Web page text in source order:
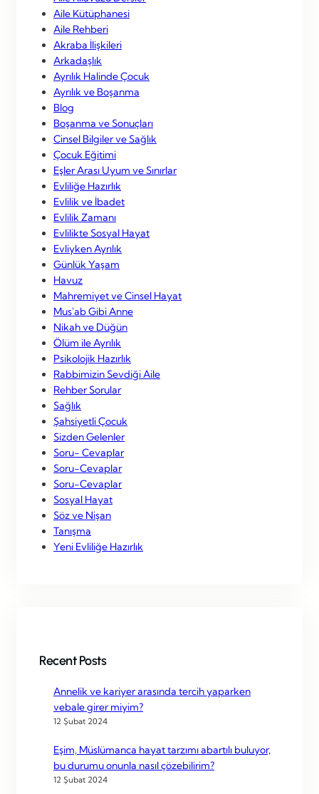
Aile Kütüphanesi
Aile Rehberi
Akraba İlişkileri
Arkadaşlık
Ayrılık Halinde Çocuk
Ayrılık ve Boşanma
Blog
Boşanma ve Sonuçları
Cinsel Bilgiler ve Sağlık
Çocuk Eğitimi
Eşler Arası Uyum ve Sınırlar
Evliliğe Hazırlık
Evlilik ve İbadet
Evlilik Zamanı
Evlilikte Sosyal Hayat
Evliyken Ayrılık
Günlük Yaşam
Havuz
Mahremiyet ve Cinsel Hayat
Mus'ab Gibi Anne
Nikah ve Düğün
Ölüm ile Ayrılık
Psikolojik Hazırlık
Rabbimizin Sevdiği Aile
Rehber Sorular
Sağlık
Şahsiyetli Çocuk
Sizden Gelenler
Soru- Cevaplar
Soru-Cevaplar
Soru-Cevaplar
Sosyal Hayat
Söz ve Nişan
Tanışma
Yeni Evliliğe Hazırlık
Recent Posts
Annelik ve kariyer arasında tercih yaparken
vebale girer miyim?
12 Şubat 2024
Eşim, Müslümanca hayat tarzımı abartılı buluyor,
bu durumu onunla nasıl çözebilirim?
12 Şubat 2024